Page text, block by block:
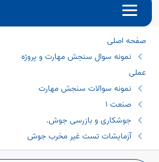
صفحه اصلی
نمونه سوال سنجش مهارت و پروژه
عملی
نمونه سوالات سنجش مهارت
صنعت 1
جوشکاری و بازرسی جوش.
آزمایشات تست غیر مخرب جوش